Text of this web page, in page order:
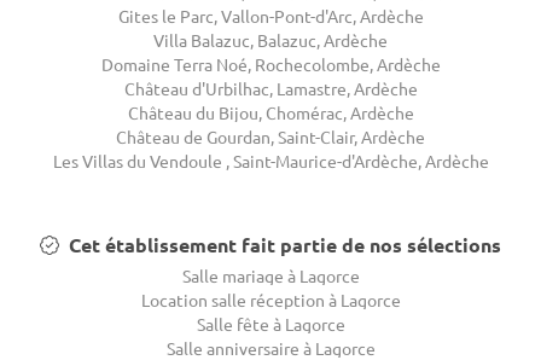
Gites le Parc, Vallon-Pont-d'Arc, Ardèche
Villa Balazuc, Balazuc, Ardèche
Domaine Terra Noé, Rochecolombe, Ardèche
Château d'Urbilhac, Lamastre, Ardèche
Château du Bijou, Chomérac, Ardèche
Château de Gourdan, Saint-Clair, Ardèche
Les Villas du Vendoule , Saint-Maurice-d'Ardèche, Ardèche
Cet établissement fait partie de nos sélections
Salle mariage à Lagorce
Location salle réception à Lagorce
Salle fête à Lagorce
Salle anniversaire à Lagorce